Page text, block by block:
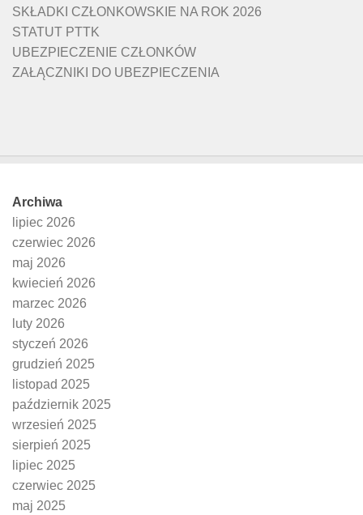
SKŁADKI CZŁONKOWSKIE NA ROK 2026
STATUT PTTK
UBEZPIECZENIE CZŁONKÓW
ZAŁĄCZNIKI DO UBEZPIECZENIA
Archiwa
lipiec 2026
czerwiec 2026
maj 2026
kwiecień 2026
marzec 2026
luty 2026
styczeń 2026
grudzień 2025
listopad 2025
październik 2025
wrzesień 2025
sierpień 2025
lipiec 2025
czerwiec 2025
maj 2025